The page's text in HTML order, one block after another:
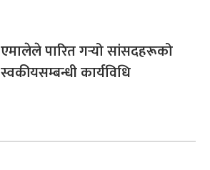
एमालेले पारित गर्‍यो सांसदहरूको
स्वकीयसम्बन्धी कार्यविधि